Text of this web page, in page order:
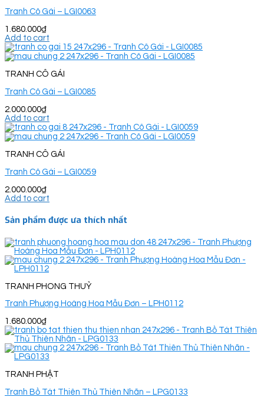
Tranh Cô Gái – LGI0063
1.680.000₫
Add to cart
TRANH CÔ GÁI
Tranh Cô Gái – LGI0085
2.000.000₫
Add to cart
TRANH CÔ GÁI
Tranh Cô Gái – LGI0059
2.000.000₫
Add to cart
Sản phẩm được ưa thích nhất
TRANH PHONG THUỶ
Tranh Phượng Hoàng Hoa Mẫu Đơn – LPH0112
1.680.000₫
TRANH PHẬT
Tranh Bồ Tát Thiên Thủ Thiên Nhãn – LPG0133